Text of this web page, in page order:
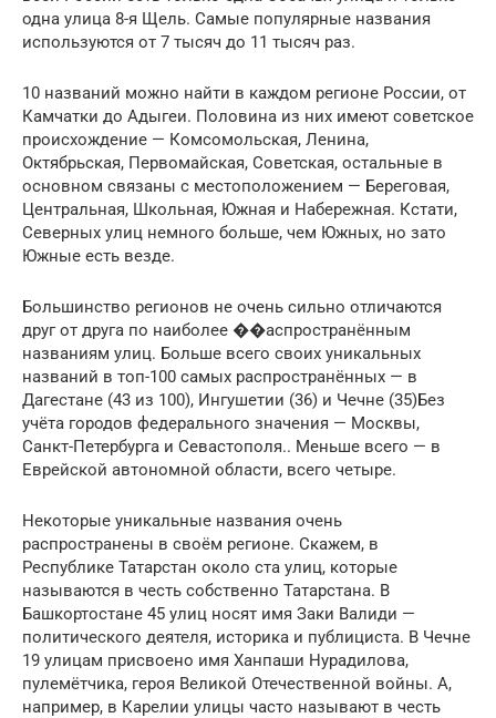
одна улица 8-я Щель. Самые популярные названия
используются от 7 тысяч до 11 тысяч раз.
10 названий можно найти в каждом регионе России, от
Камчатки до Адыгеи. Половина из них имеют советское
происхождение — Комсомольская, Ленина,
Октябрьская, Первомайская, Советская, остальные в
основном связаны с местоположением — Береговая,
Центральная, Школьная, Южная и Набережная. Кстати,
Северных улиц немного больше, чем Южных, но зато
Южные есть везде.
Большинство регионов не очень сильно отличаются
друг от друга по наиболее ��аспространённым
названиям улиц. Больше всего своих уникальных
названий в топ-100 самых распространённых — в
Дагестане (43 из 100), Ингушетии (36) и Чечне (35)Без
учёта городов федерального значения — Москвы,
Санкт-Петербурга и Севастополя.. Меньше всего — в
Еврейской автономной области, всего четыре.
Некоторые уникальные названия очень
распространены в своём регионе. Скажем, в
Республике Татарстан около ста улиц, которые
называются в честь собственно Татарстана. В
Башкортостане 45 улиц носят имя Заки Валиди —
политического деятеля, историка и публициста. В Чечне
19 улицам присвоено имя Ханпаши Нурадилова,
пулемётчика, героя Великой Отечественной войны. А,
например, в Карелии улицы часто называют в честь